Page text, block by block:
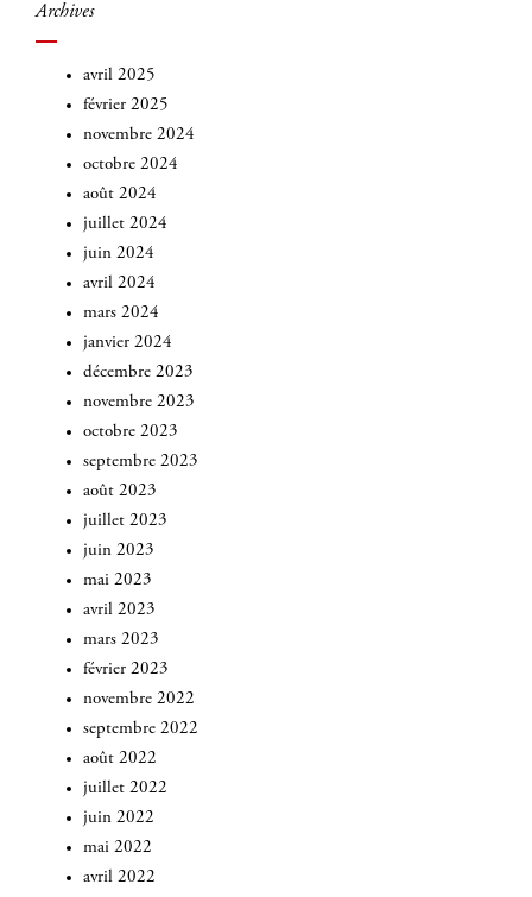
Archives
avril 2025
février 2025
novembre 2024
octobre 2024
août 2024
juillet 2024
juin 2024
avril 2024
mars 2024
janvier 2024
décembre 2023
novembre 2023
octobre 2023
septembre 2023
août 2023
juillet 2023
juin 2023
mai 2023
avril 2023
mars 2023
février 2023
novembre 2022
septembre 2022
août 2022
juillet 2022
juin 2022
mai 2022
avril 2022
INSCRIVEZ-VOUS